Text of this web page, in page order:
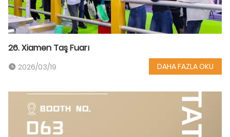
26. Xiamen Taş Fuarı
2026/03/19 DAHA FAZLA OKU